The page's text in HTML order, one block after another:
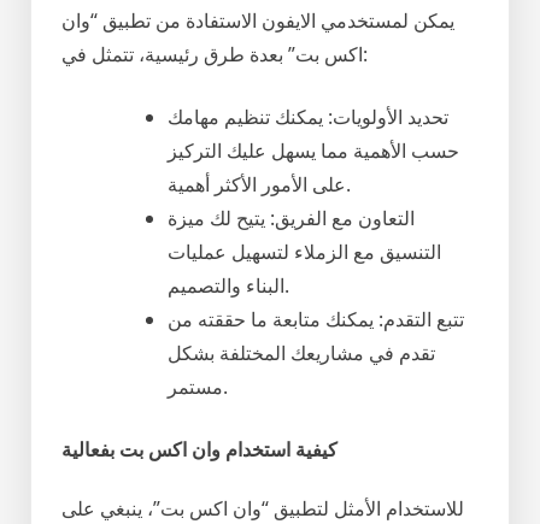
يمكن لمستخدمي الايفون الاستفادة من تطبيق “وان
اكس بت” بعدة طرق رئيسية، تتمثل في:
تحديد الأولويات: يمكنك تنظيم مهامك
حسب الأهمية مما يسهل عليك التركيز
على الأمور الأكثر أهمية.
التعاون مع الفريق: يتيح لك ميزة
التنسيق مع الزملاء لتسهيل عمليات
البناء والتصميم.
تتبع التقدم: يمكنك متابعة ما حققته من
تقدم في مشاريعك المختلفة بشكل
مستمر.
كيفية استخدام وان اكس بت بفعالية
للاستخدام الأمثل لتطبيق “وان اكس بت”، ينبغي على